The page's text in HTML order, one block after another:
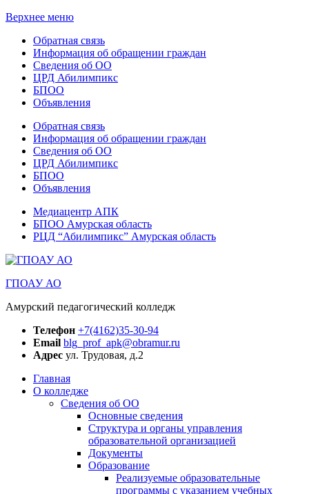
Верхнее меню
Обратная связь
Информация об обращении граждан
Сведения об ОО
ЦРД Абилимпикс
БПОО
Объявления
Обратная связь
Информация об обращении граждан
Сведения об ОО
ЦРД Абилимпикс
БПОО
Объявления
Медиацентр АПК
БПОО Амурская область
РЦД “Абилимпикс” Амурская область
ГПОАУ АО
Амурский педагогический колледж
Телефон +7(4162)35-30-94
Email blg_prof_apk@obramur.ru
Адрес ул. Трудовая, д.2
Главная
О колледже
Сведения об ОО
Основные сведения
Структура и органы управления
образовательной организацией
Документы
Образование
Реализуемые образовательные
программы с указанием учебных